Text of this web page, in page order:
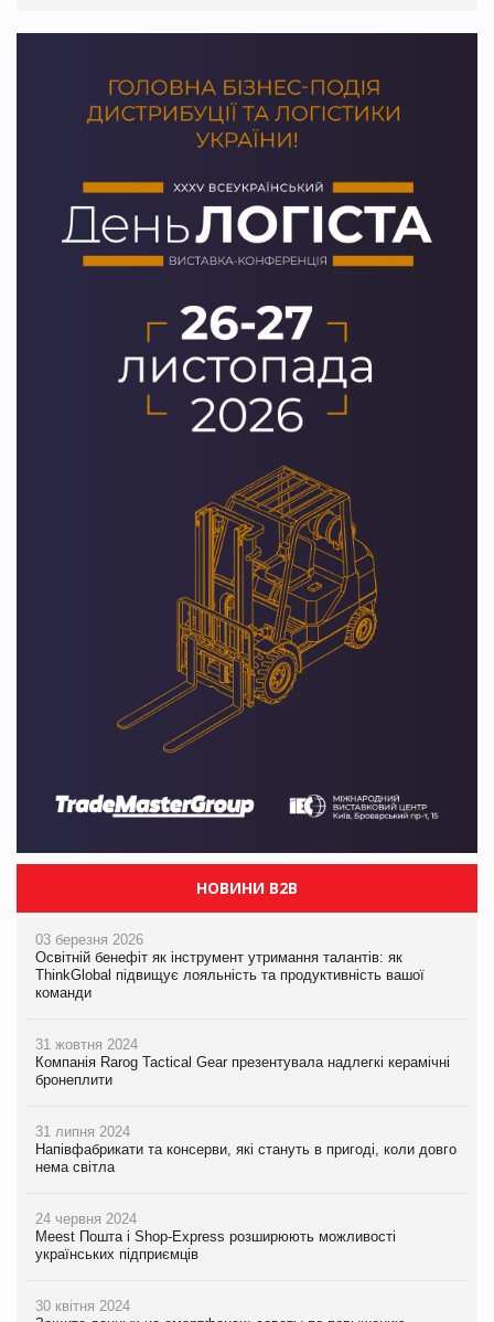
НОВИНИ B2B
03 березня 2026
Освітній бенефіт як інструмент утримання талантів: як
ThinkGlobal підвищує лояльність та продуктивність вашої
команди
31 жовтня 2024
Компанія Rarog Tactical Gear презентувала надлегкі керамічні
бронеплити
31 липня 2024
Напівфабрикати та консерви, які стануть в пригоді, коли довго
нема світла
24 червня 2024
Meest Пошта і Shop-Express розширюють можливості
українських підприємців
30 квітня 2024